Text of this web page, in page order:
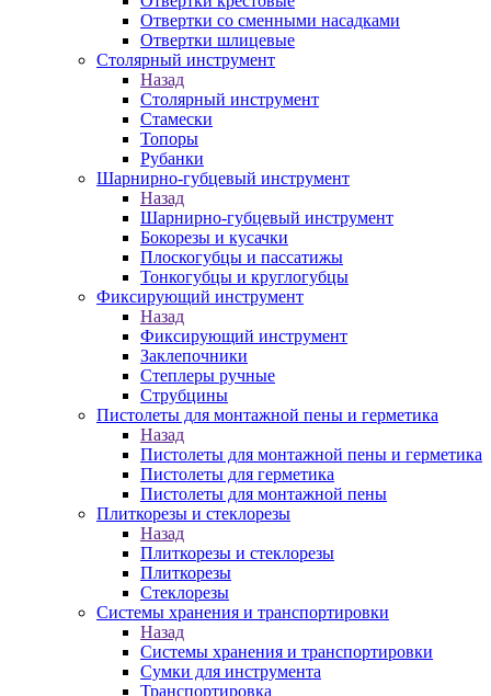
Отвертки со сменными насадками
Отвертки шлицевые
Столярный инструмент
Назад
Столярный инструмент
Стамески
Топоры
Рубанки
Шарнирно-губцевый инструмент
Назад
Шарнирно-губцевый инструмент
Бокорезы и кусачки
Плоскогубцы и пассатижы
Тонкогубцы и круглогубцы
Фиксирующий инструмент
Назад
Фиксирующий инструмент
Заклепочники
Степлеры ручные
Струбцины
Пистолеты для монтажной пены и герметика
Назад
Пистолеты для монтажной пены и герметика
Пистолеты для герметика
Пистолеты для монтажной пены
Плиткорезы и стеклорезы
Назад
Плиткорезы и стеклорезы
Плиткорезы
Стеклорезы
Системы хранения и транспортировки
Назад
Системы хранения и транспортировки
Сумки для инструмента
Транспортировка